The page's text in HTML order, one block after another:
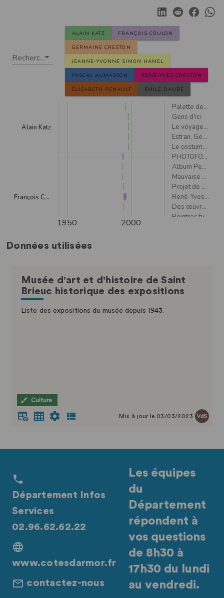
Données utilisées
Musée d'art et d'histoire de Saint
Brieuc historique des expositions
Liste des expositions du musée depuis 1943.
Culture
Mis à jour le 03/03/2023
Département Infos
Services
02.96.62.62.22
www.cotesdarmor.fr
contactez-nous
Les équipes
du
Département
répondent à
vos questions
de 8h30 à
17h30 du lundi
au vendredi.